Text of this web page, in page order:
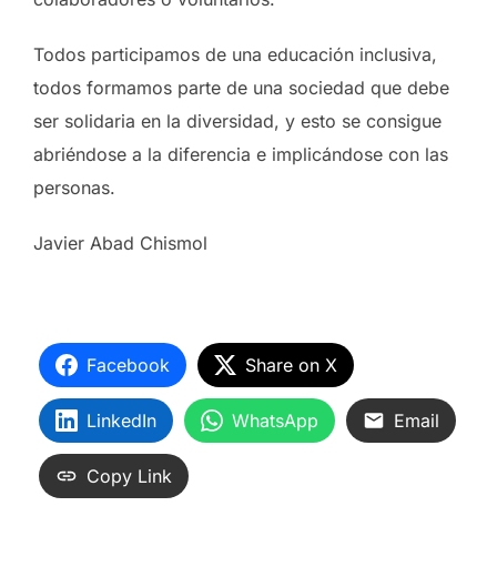
Todos participamos de una educación inclusiva,
todos formamos parte de una sociedad que debe
ser solidaria en la diversidad, y esto se consigue
abriéndose a la diferencia e implicándose con las
personas.
Javier Abad Chismol
Facebook Share on X
LinkedIn WhatsApp Email
Copy Link